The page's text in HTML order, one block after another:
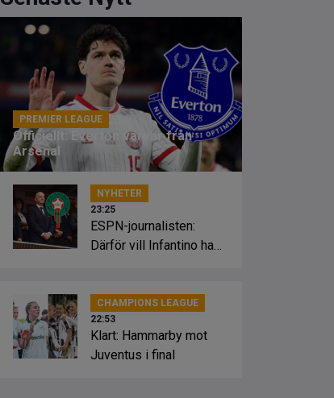
PREMIER LEAGUE
Officiellt: Everton värvar från
Arsenal
NYHETER
23:25
ESPN-journalisten:
Därför vill Infantino ha
CHAMPIONS LEAGUE
22:53
Klart: Hammarby mot
Juventus i final